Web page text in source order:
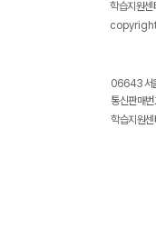
학습지원
06643 서
통신판매
학습지원